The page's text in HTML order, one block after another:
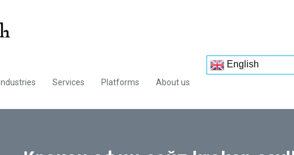
Industries Services Platforms About us
English